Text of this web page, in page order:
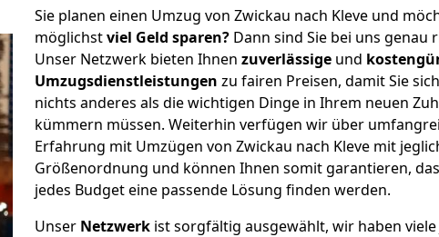
Sie planen einen Umzug von Zwickau nach Kleve und
möglichstviel Geld sparen? Dann sind Sie bei uns genau
Unser Netzwerk bieten Ihnen zuverlässige und
Umzugsdienstleistungen zu fairen Preisen, damit Sie
nichts anderes als die wichtigen Dinge in Ihrem neuen
kümmern müssen. Weiterhin verfügen wir über
Erfahrung mit Umzügen von Zwickau nach Kleve mit
Größenordnung und können Ihnen somit garantieren,
jedes Budget eine passende Lösung finden werden.
Unser Netzwerk ist sorgfältig ausgewählt, wir haben viele